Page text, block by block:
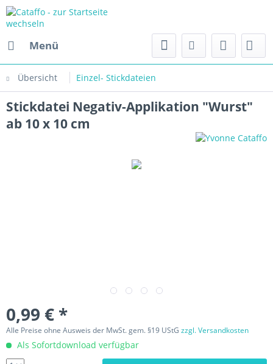
Menü
Übersicht Einzel- Stickdateien
Stickdatei Negativ-Applikation "Wurst"
ab 10 x 10 cm
0,99 € *
Alle Preise ohne Ausweis der MwSt. gem. §19 UStG zzgl. Versandkosten
Als Sofortdownload verfügbar